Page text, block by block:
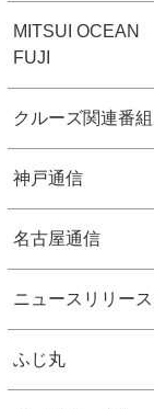
MITSUI OCEAN
FUJI
クルーズ関連番組
神戸通信
名古屋通信
ニュースリリース
ふじ丸